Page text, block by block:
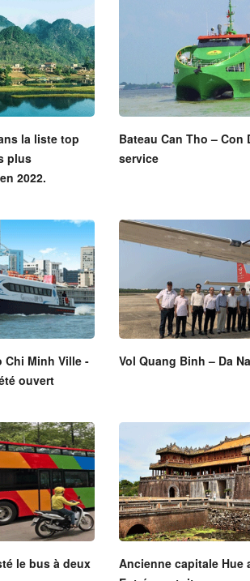
la liste top
plus
2022.
Bateau Can Tho – Con
service
Chi Minh Ville -
ouvert
Vol Quang Binh – Da
le bus à deux
Ancienne capitale Hue